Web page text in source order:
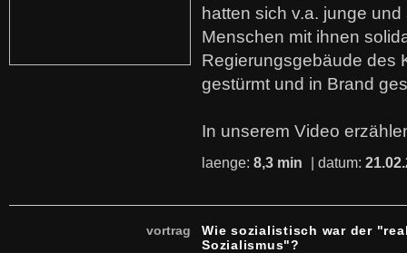
hatten sich v.a. junge
Menschen mit ihnen
Regierungsgebäude des
gestürmt und in Brand
In unserem Video
laenge: 8,3 min | datum:
vortrag
Wie sozialistisch war der
Sozialismus"?